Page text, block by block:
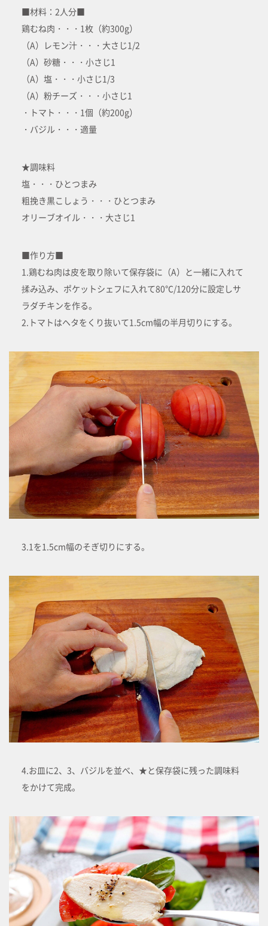
■材料：2人分■
鶏むね肉・・・1枚（約300g）
（A）レモン汁・・・大さじ1/2
（A）砂糖・・・小さじ1
（A）塩・・・小さじ1/3
（A）粉チーズ・・・小さじ1
・トマト・・・1個（約200g）
・バジル・・・適量
★調味料
塩・・・ひとつまみ
粗挽き黒こしょう・・・ひとつまみ
オリーブオイル・・・大さじ1
■作り方■
1.鶏むね肉は皮を取り除いて保存袋に（A）と一緒に入れて
揉み込み、ポケットシェフに入れて80℃/120分に設定しサ
ラダチキンを作る。
2.トマトはヘタをくり抜いて1.5cm幅の半月切りにする。
3.1を1.5cm幅のそぎ切りにする。
4.お皿に2、3、バジルを並べ、★と保存袋に残った調味料
をかけて完成。